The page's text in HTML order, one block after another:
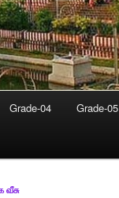
Grade-04 Grade-05
வீசு